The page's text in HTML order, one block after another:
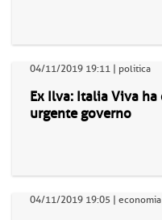
04/11/2019 19:11 | politica
Ex Ilva: Italia Viva
urgente governo
04/11/2019 19:05 | economia